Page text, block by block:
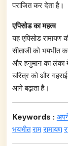
पराजित कर देता है।
एपिसोड का महत्व
यह एपिसोड रामायण
सीताजी को भयभीत
और हनुमान का लंका
चरित्र को और
आगे बढ़ाता है।
Keywords :
भयभीत राम रामायण